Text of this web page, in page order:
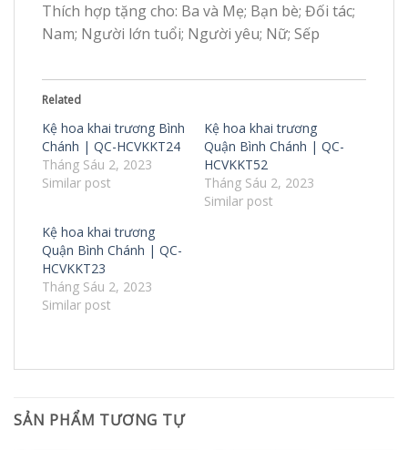
Thích hợp tặng cho: Ba và Mẹ; Bạn bè; Đối tác;
Nam; Người lớn tuổi; Người yêu; Nữ; Sếp
Related
Kệ hoa khai trương Bình
Chánh | QC-HCVKKT24
Tháng Sáu 2, 2023
Similar post
Kệ hoa khai trương
Quận Bình Chánh | QC-
HCVKKT52
Tháng Sáu 2, 2023
Similar post
Kệ hoa khai trương
Quận Bình Chánh | QC-
HCVKKT23
Tháng Sáu 2, 2023
Similar post
SẢN PHẨM TƯƠNG TỰ